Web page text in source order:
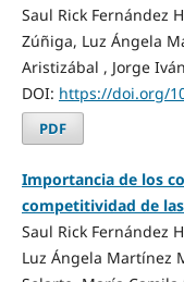
Saul Rick Fernández
Zúñiga, Luz Ángela
Aristizábal , Jorge
DOI: https://doi.org/
PDF
Importancia de los
competitividad de
Saul Rick Fernández
Luz Ángela Martínez